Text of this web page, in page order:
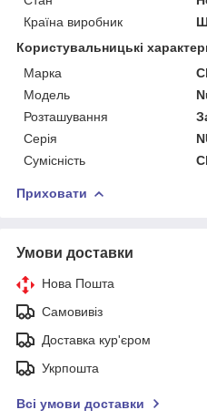
Країна виробник
Користувальницькі
Марка
Мoдель
Розташування
Серія
Сумісність
Приховати
Умови доставки
Нова Пошта
Самовивіз
Доставка кур'єром
Укрпошта
Всі умови доставки